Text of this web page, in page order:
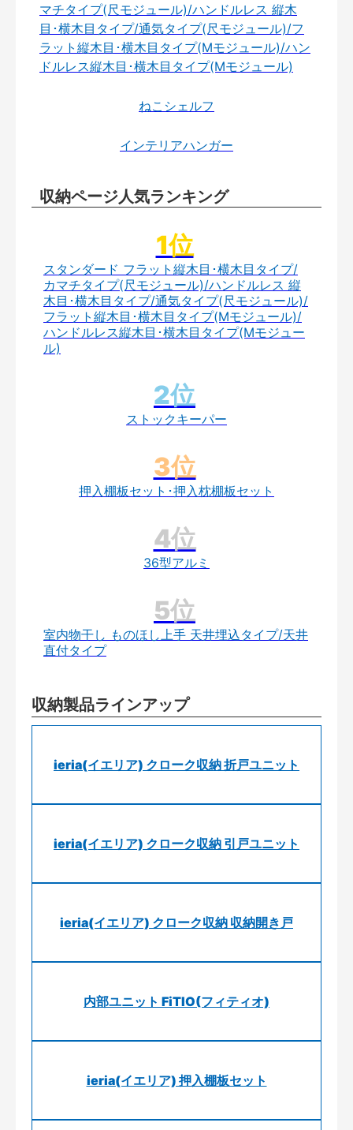
マチタイプ(尺モジュール)/ハンドルレス 縦木
目･横木目タイプ/通気タイプ(尺モジュール)/フ
ラット縦木目･横木目タイプ(Mモジュール)/ハン
ドルレス縦木目･横木目タイプ(Mモジュール)
ねこシェルフ
インテリアハンガー
収納ページ人気ランキング
スタンダード フラット縦木目･横木目タイプ/
カマチタイプ(尺モジュール)/ハンドルレス 縦
木目･横木目タイプ/通気タイプ(尺モジュール)/
フラット縦木目･横木目タイプ(Mモジュール)/
ハンドルレス縦木目･横木目タイプ(Mモジュー
ル)
ストックキーパー
押入棚板セット･押入枕棚板セット
36型アルミ
室内物干し ものほし上手 天井埋込タイプ/天井
直付タイプ
収納製品ラインアップ
ieria(イエリア) クローク収納 折戸ユニット
ieria(イエリア) クローク収納 引戸ユニット
ieria(イエリア) クローク収納 収納開き戸
内部ユニット FiTIO(フィティオ)
ieria(イエリア) 押入棚板セット